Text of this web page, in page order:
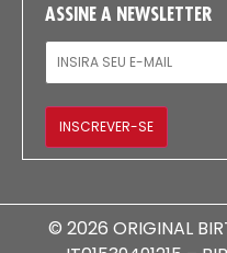
ASSINE A NEWSLETTER
E-MAIL
INSCREVER-SE
© 2026 ORIGINAL